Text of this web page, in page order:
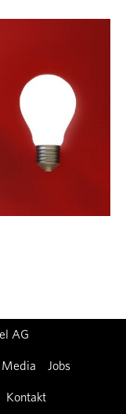
AG
Media Jobs
Kontakt